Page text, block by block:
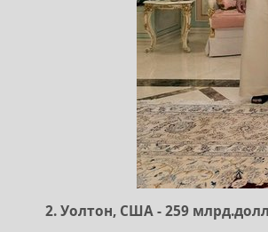
2. Уолтон, США - 259